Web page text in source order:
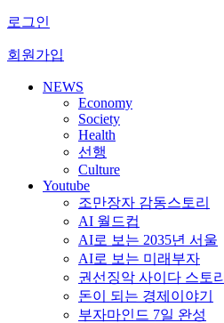
로그인
회원가입
NEWS
Economy
Society
Health
선행
Culture
Youtube
조만장자 감동스토리
AI 월드컵
AI로 보는 2035년 서울
AI로 보는 미래부자
권선징악 사이다 스토리
돈이 되는 경제이야기
부자마인드 7일 완성